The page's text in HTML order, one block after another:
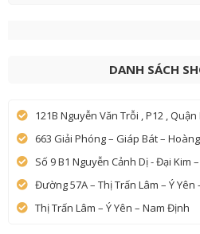
DANH SÁCH
121B Nguyễn Văn Trỗi , P12 ,
663 Giải Phóng – Giáp Bát –
Số 9 B1 Nguyễn Cảnh Dị - Đại Kim
Đường 57A – Thị Trấn Lâm – Ý Yên
Thị Trấn Lâm – Ý Yên – Nam Định